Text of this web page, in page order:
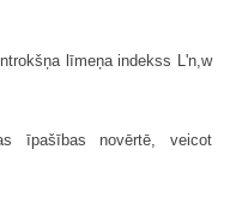
līmeņa indekss L'n,w
īpašības novērtē, veicot